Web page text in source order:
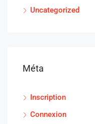
Uncategorized
Méta
Inscription
Connexion